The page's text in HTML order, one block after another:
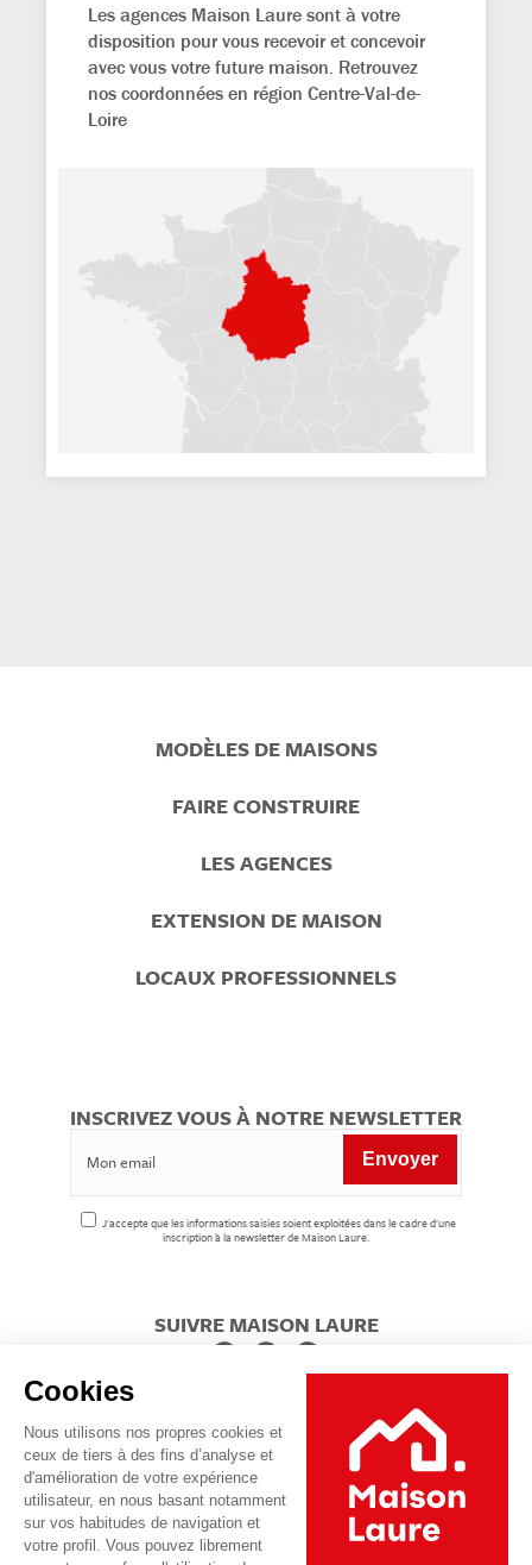
Les agences Maison Laure sont à votre
disposition pour vous recevoir et concevoir
avec vous votre future maison. Retrouvez
nos coordonnées en région Centre-Val-de-
Loire
MODÈLES DE MAISONS
FAIRE CONSTRUIRE
LES AGENCES
EXTENSION DE MAISON
LOCAUX PROFESSIONNELS
INSCRIVEZ VOUS À NOTRE NEWSLETTER
J'accepte que les informations saisies soient exploitées dans le cadre d'une
inscription à la newsletter de Maison Laure.
SUIVRE MAISON LAURE
Cookies
Nous utilisons nos propres cookies et
ceux de tiers à des fins d’analyse et
d'amélioration de votre expérience
utilisateur, en nous basant notamment
sur vos habitudes de navigation et
votre profil. Vous pouvez librement